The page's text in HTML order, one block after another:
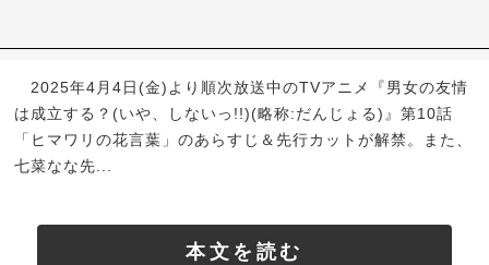
2025年4月4日(金)より順次放送中のTVアニメ『男女の友情
は成立する？(いや、しないっ!!)(略称:だんじょる)』第10話
「ヒマワリの花言葉」のあらすじ＆先行カットが解禁。また、
七菜なな先...
本文を読む